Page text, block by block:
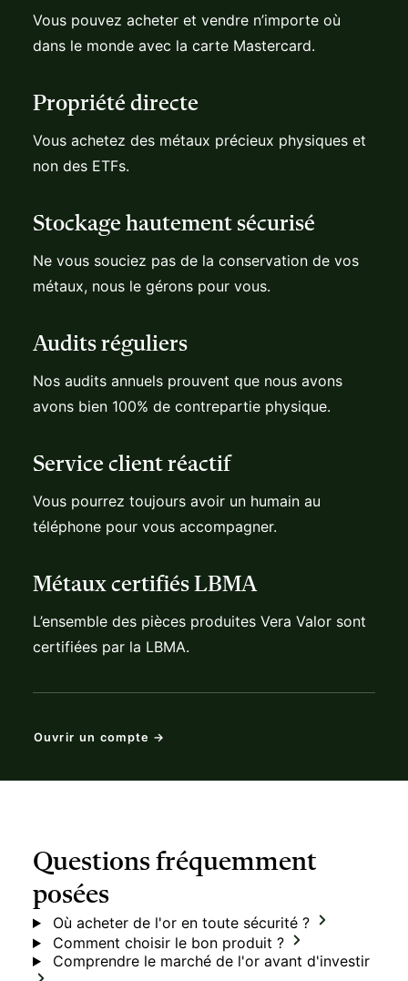
Vous pouvez acheter et vendre n’importe où
dans le monde avec la carte Mastercard.
Propriété directe
Vous achetez des métaux précieux physiques et
non des ETFs.
Stockage hautement sécurisé
Ne vous souciez pas de la conservation de vos
métaux, nous le gérons pour vous.
Audits réguliers
Nos audits annuels prouvent que nous avons
avons bien 100% de contrepartie physique.
Service client réactif
Vous pourrez toujours avoir un humain au
téléphone pour vous accompagner.
Métaux certifiés LBMA
L’ensemble des pièces produites Vera Valor sont
certifiées par la LBMA.
Ouvrir un compte →
Questions fréquemment
posées
Où acheter de l'or en toute sécurité ?
Comment choisir le bon produit ?
Comprendre le marché de l'or avant d'investir